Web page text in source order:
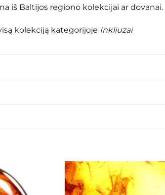
iš Baltijos regiono kolekcijai ar dovanai.
kolekciją kategorijoje Inkliuzai